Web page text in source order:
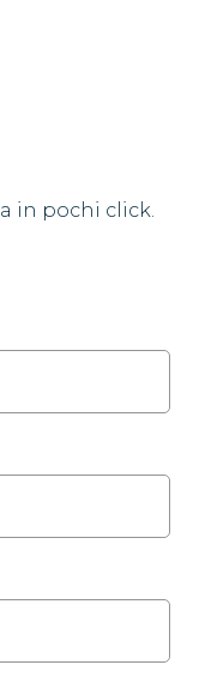
in pochi click.